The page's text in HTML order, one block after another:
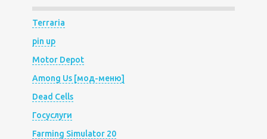
Terraria
pin up
Motor Depot
Among Us [мод-меню]
Dead Cells
Госуслуги
Farming Simulator 20